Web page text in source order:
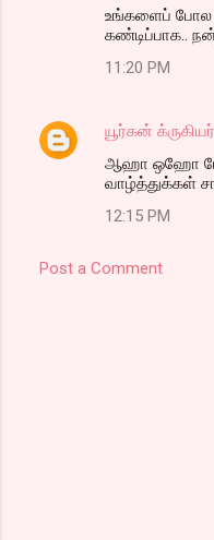
உங்களைப் போல
கண்டிப்பாக..
11:20 PM
யூர்கன் க்ருகியர்
ஆஹா ஒஹோ
வாழ்த்துக்கள்
12:15 PM
Post a Comment